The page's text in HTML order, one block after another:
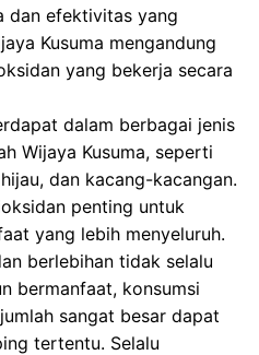
dan efektivitas yang
Kusuma mengandung
yang bekerja secara
dalam berbagai jenis
Wijaya Kusuma, seperti
dan kacang-kacangan.
penting untuk
yang lebih menyeluruh.
berlebihan tidak selalu
bermanfaat, konsumsi
sangat besar dapat
tertentu. Selalu